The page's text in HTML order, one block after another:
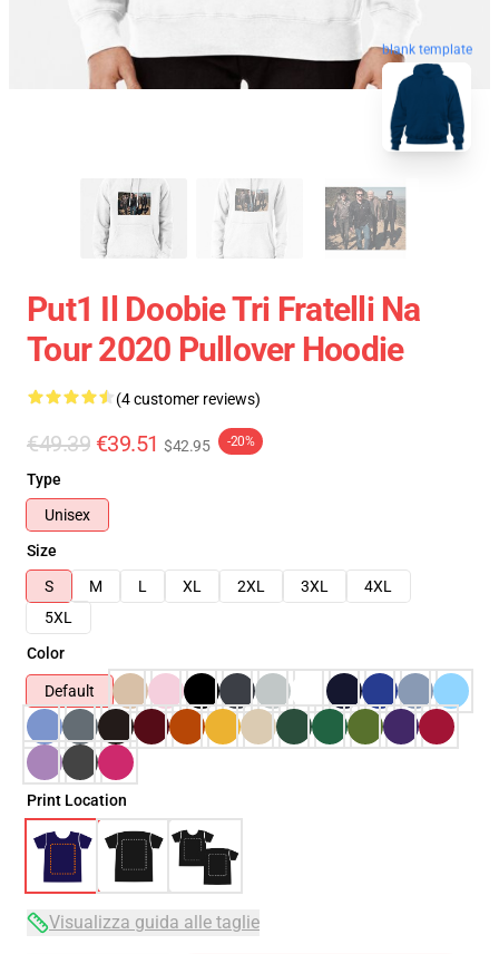
blank template
Put1 Il Doobie Tri Fratelli Na
Tour 2020 Pullover Hoodie
(4 customer reviews)
€49.39 €39.51 $42.95 -20%
Type
Unisex
Size
S
M L XL 2XL 3XL
4XL
5XL
Color
Default
Print Location
Visualizza guida alle taglie